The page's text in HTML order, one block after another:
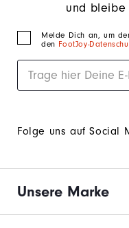
und bleibe
Melde Dich an, um
den FootJoy-
Folge uns auf Social
Unsere Marke